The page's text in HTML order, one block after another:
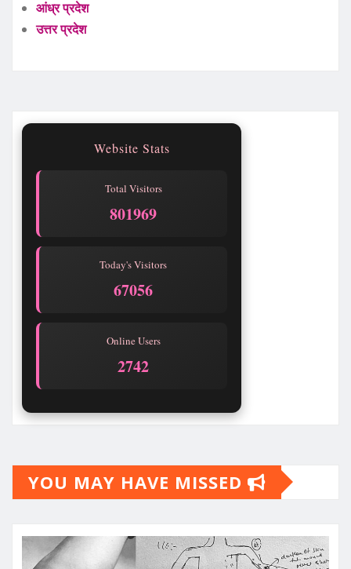
आंध्र प्रदेश
उत्तर प्रदेश
Website Stats
Total Visitors
801969
Today's Visitors
67056
Online Users
2742
YOU MAY HAVE MISSED